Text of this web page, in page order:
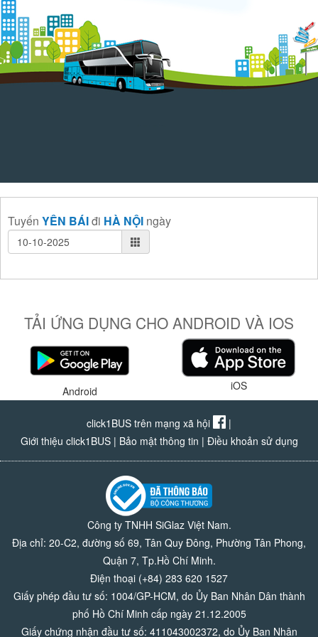
Tuyến YÊN BÁIđi HÀ NỘI ngày
TẢI ỨNG DỤNG CHO ANDROID VÀ IOS
Android iOS
click1BUS trên mạng xã hội
|
Giới thiệu click1BUS| Bảo mật thông tin | Điều khoản sử dụng
Công ty TNHH SiGlaz Việt Nam.
Địa chỉ: 20-C2, đường số 69, Tân Quy Đông, Phường Tân Phong,
Quận 7, Tp.Hồ Chí Minh.
Điện thoại (+84) 283 620 1527
Giấy phép đầu tư số: 1004/GP-HCM, do Ủy Ban Nhân Dân thành
phố Hồ Chí Minh cấp ngày 21.12.2005
Giấy chứng nhận đầu tư số: 411043002372, do Ủy Ban Nhân